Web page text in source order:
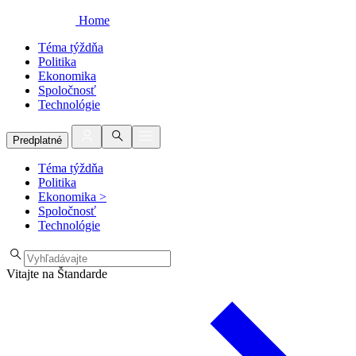
Home
Téma týždňa
Politika
Ekonomika
Spoločnosť
Technológie
Predplatné
Téma týždňa
Politika
Ekonomika >
Spoločnosť
Technológie
Vitajte na Štandarde